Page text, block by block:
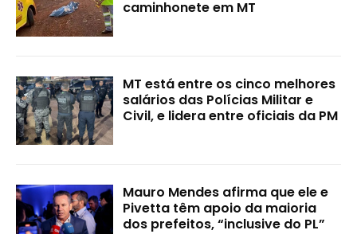
caminhonete em MT
MT está entre os cinco melhores
salários das Polícias Militar e
Civil, e lidera entre oficiais da PM
Mauro Mendes afirma que ele e
Pivetta têm apoio da maioria
dos prefeitos, “inclusive do PL”